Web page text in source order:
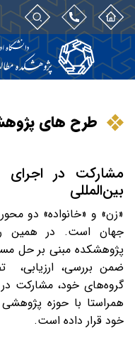
طرح های
مشارکت در
بین‌المللی
«زن»‌ و «خانواده» دو
جهان است. در همین
پژوهشکده مبنی بر حل
ضمن بررسی،‌
گروه‌های خود،‌ مشارکت
همراستا با حوزه
خود قرار داده است.